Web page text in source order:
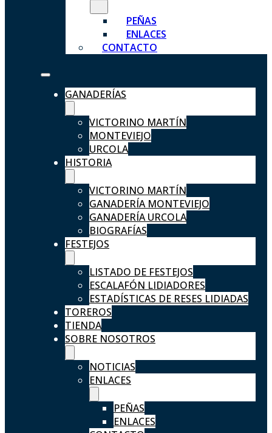
PEÑAS
ENLACES
CONTACTO
GANADERÍAS
VICTORINO MARTÍN
MONTEVIEJO
URCOLA
HISTORIA
VICTORINO MARTÍN
GANADERÍA MONTEVIEJO
GANADERÍA URCOLA
BIOGRAFÍAS
FESTEJOS
LISTADO DE FESTEJOS
ESCALAFÓN LIDIADORES
ESTADÍSTICAS DE RESES LIDIADAS
TOREROS
TIENDA
SOBRE NOSOTROS
NOTICIAS
ENLACES
PEÑAS
ENLACES